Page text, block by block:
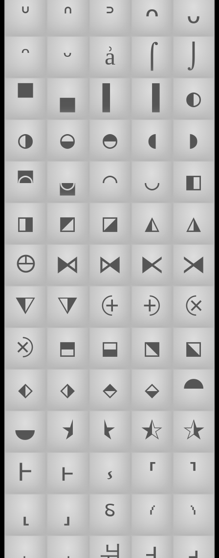
ᐡ
ᐢ ᐣ ᴖ
ᴗ
ᵔ
ᵕ ẚ ⌠
⌡
▀
▄
◐
◑
◒ ◓ ◖
◗
◚
◛ ◠ ◡
◧
◨
◩ ◪ ◭
◮
⦺
⧑ ⧒ ⧔
⧕
⧨
⧩ ⨭ ⨮
⨴
⨵
⬒ ⬓ ⬔
⬕
⬖
⬗ ⬘ ⬙
⯊
⯋
⯨ ⯩ ⯪
⯫
Ⱶ
ⱶ ⳽ ⸢
⸣
⸤
⸥ ⸹ ⹙
⹚